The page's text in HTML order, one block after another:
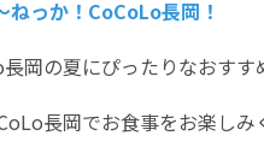
ねっか！CoCoLo長岡！
岡の夏にぴったりなおす
長岡でお食事をお楽しみ